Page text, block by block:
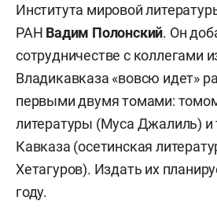
Института мировой
РАН Вадим Полонский. Он
сотрудничестве с коллегами
Владикавказа «вовсю идет»
первыми двумя томами:
литературы (Муса Джалиль)
Кавказа (осетинская
Хетагуров). Издать их
году.